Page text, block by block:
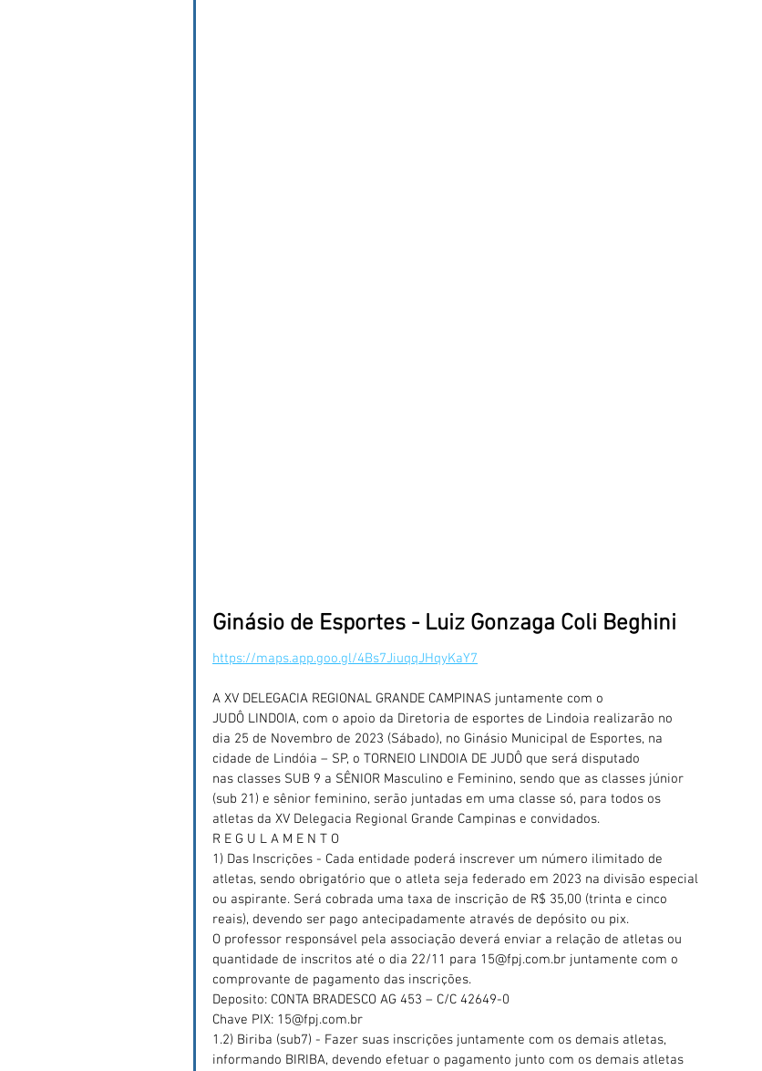
Ginásio de Esportes - Luiz Gonzaga Coli Beghini
https://maps.app.goo.gl/4Bs7JiuqqJHqyKaY7
A XV DELEGACIA REGIONAL GRANDE CAMPINAS juntamente com o
JUDÔ LINDOIA, com o apoio da Diretoria de esportes de Lindoia realizarão no
dia 25 de Novembro de 2023 (Sábado), no Ginásio Municipal de Esportes, na
cidade de Lindóia – SP, o TORNEIO LINDOIA DE JUDÔ que será disputado
nas classes SUB 9 a SÊNIOR Masculino e Feminino, sendo que as classes júnior
(sub 21) e sênior feminino, serão juntadas em uma classe só, para todos os
atletas da XV Delegacia Regional Grande Campinas e convidados.
R E G U L A M E N T O
1) Das Inscrições - Cada entidade poderá inscrever um número ilimitado de
atletas, sendo obrigatório que o atleta seja federado em 2023 na divisão especial
ou aspirante. Será cobrada uma taxa de inscrição de R$ 35,00 (trinta e cinco
reais), devendo ser pago antecipadamente através de depósito ou pix.
O professor responsável pela associação deverá enviar a relação de atletas ou
quantidade de inscritos até o dia 22/11 para 15@fpj.com.br juntamente com o
comprovante de pagamento das inscrições.
Deposito: CONTA BRADESCO AG 453 – C/C 42649-0
Chave PIX: 15@fpj.com.br
1.2) Biriba (sub7) - Fazer suas inscrições juntamente com os demais atletas,
informando BIRIBA, devendo efetuar o pagamento junto com os demais atletas